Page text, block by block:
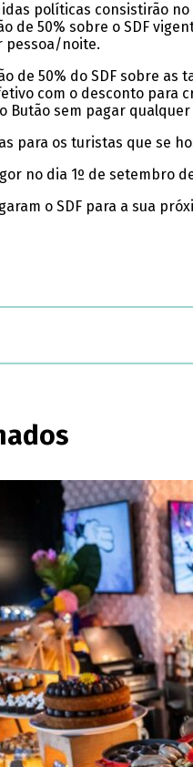
políticas consistirão no
de 50% sobre o SDF
pessoa/noite.
de 50% do SDF sobre
com o desconto para
sem pagar qualquer
para os turistas que se
no dia 1º de setembro
o SDF para a sua